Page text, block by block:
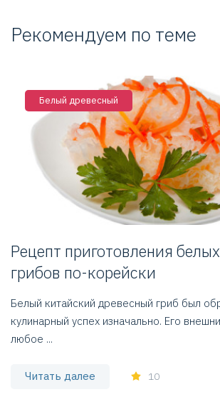
Рекомендуем по теме
Белый древесный
Рецепт приготовления
грибов по-корейски
Белый китайский древесный гриб был
кулинарный успех изначально. Его
любое ...
Читать далее 10